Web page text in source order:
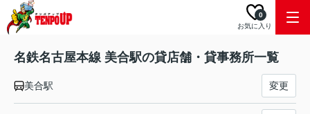
お気に入り
0
名鉄名古屋本線 美合駅の貸店舗・貸事務所一覧
美合駅 変更